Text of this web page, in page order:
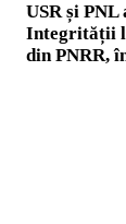
USR și PNL
Integrității
din PNRR,